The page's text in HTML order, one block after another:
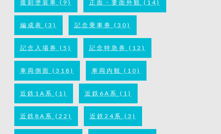
復刻塗装車 (9) 正面・妻面外観 (14)
編成表 (3) 記念乗車券 (30)
記念入場券 (5) 記念特急券 (12)
車両側面 (318) 車両内観 (10)
近鉄1A系 (1) 近鉄6A系 (1)
近鉄8A系 (22) 近鉄24系 (3)